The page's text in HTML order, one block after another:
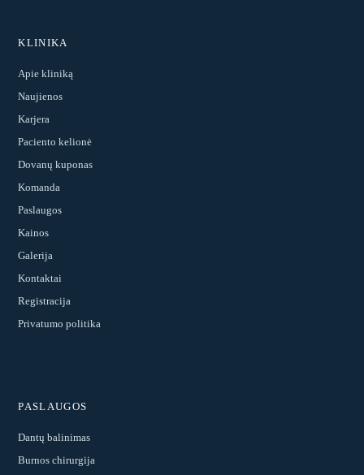
KLINIKA
Apie kliniką
Naujienos
Karjera
Paciento kelionė
Dovanų kuponas
Komanda
Paslaugos
Kainos
Galerija
Kontaktai
Registracija
Privatumo politika
PASLAUGOS
Dantų balinimas
Burnos chirurgija